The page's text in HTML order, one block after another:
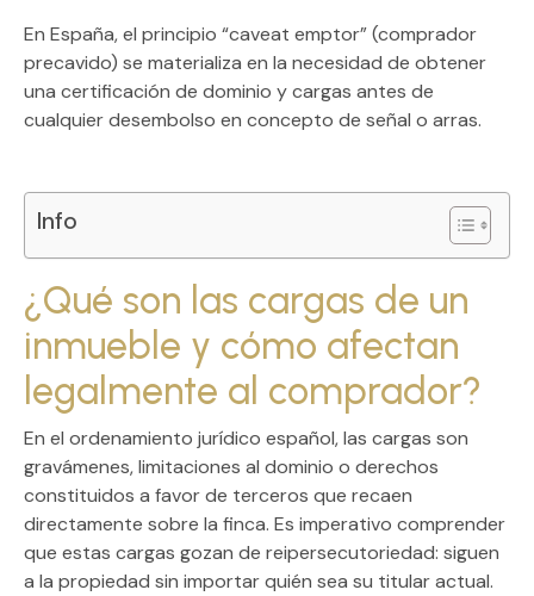
En España, el principio “caveat emptor” (comprador
precavido) se materializa en la necesidad de obtener
una certificación de dominio y cargas antes de
cualquier desembolso en concepto de señal o arras.
Info
¿Qué son las cargas de un
inmueble y cómo afectan
legalmente al comprador?
En el ordenamiento jurídico español, las cargas son
gravámenes, limitaciones al dominio o derechos
constituidos a favor de terceros que recaen
directamente sobre la finca. Es imperativo comprender
que estas cargas gozan de reipersecutoriedad: siguen
a la propiedad sin importar quién sea su titular actual.